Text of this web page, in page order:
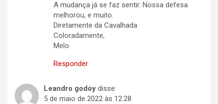
A mudança já se faz sentir. Nossa defesa
melhorou, e muito.
Diretamente da Cavalhada
Coloradamente,
Melo
Responder
Leandro godoy disse:
5 de maio de 2022 às 12:28